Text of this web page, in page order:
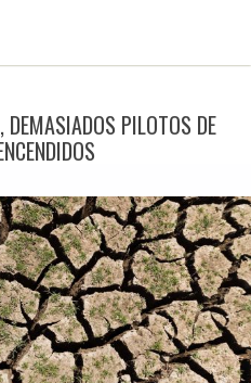
PILOTOS DE